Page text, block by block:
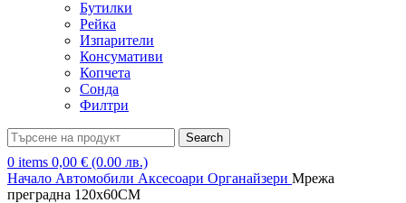
Бутилки
Рейка
Изпарители
Консумативи
Копчета
Сонда
Филтри
Search
0 items 0,00 € (0.00 лв.)
Начало Автомобили Аксесоари Органайзери Мрежа
преградна 120х60CM